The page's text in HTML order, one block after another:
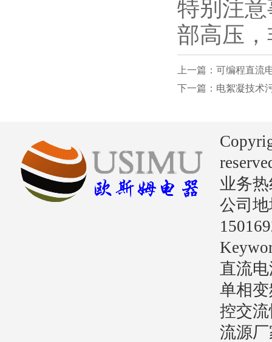
特别注
部高压
上一篇：可编程直流
下一篇：电絮凝技术
业务热
公司
直流
单相
控交
流源